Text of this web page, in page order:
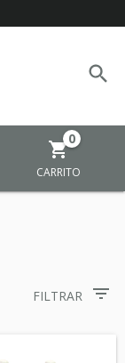
CARRITO
0
FILTRAR